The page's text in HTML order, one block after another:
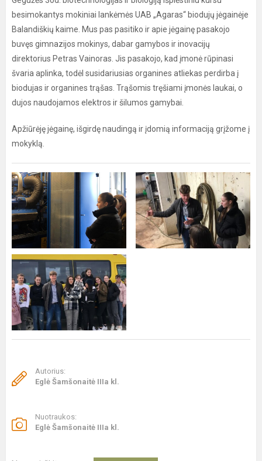
besimokantys mokiniai lankėmės UAB „Agaras“ biodujų jėgainėje
Balandiškių kaime. Mus pas pasitiko ir apie jėgainę pasakojo
buvęs gimnazijos mokinys, dabar gamybos ir inovacijų
direktorius Petras Vainoras. Jis pasakojo, kad įmonė rūpinasi
švaria aplinka, todėl susidariusias organines atliekas perdirba į
biodujas ir organines trąšas. Trąšomis tręšiami įmonės laukai, o
dujos naudojamos elektros ir šilumos gamybai.
Apžiūrėję jėgainę, išgirdę naudingą ir įdomią informaciją grįžome į
mokyklą.
Autorius:
Eglė Šamšonaitė IIIa kl.
Nuotraukos:
Eglė Šamšonaitė IIIa kl.